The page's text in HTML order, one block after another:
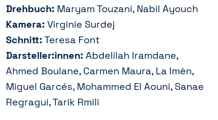
Drehbuch: Maryam Touzani, Nabil Ayouch
Kamera: Virginie Surdej
Schnitt:Teresa Font
Darsteller:innen: Abdelilah Iramdane,
Ahmed Boulane, Carmen Maura, La Imèn,
Miguel Garcés, Mohammed El Aouni, Sanae
Regragui, Tarik Rmili